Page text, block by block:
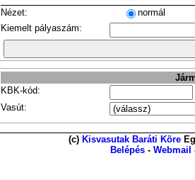
Nézet:
normál
Kiemelt pályaszám:
KBK-kód:
Vasút:
(c) Kisvasutak Baráti Köre
Belépés - Webmail